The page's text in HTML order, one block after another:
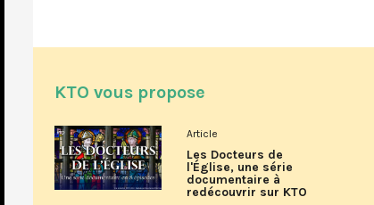
KTO vous propose
Article
Les Docteurs de
l'Église, une série
documentaire à
redécouvrir sur KTO